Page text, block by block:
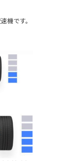
機です。